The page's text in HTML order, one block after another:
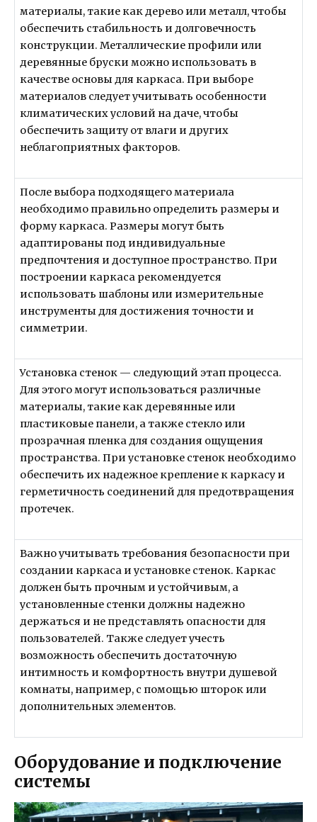
материалы, такие как дерево или металл, чтобы
обеспечить стабильность и долговечность
конструкции. Металлические профили или
деревянные бруски можно использовать в
качестве основы для каркаса. При выборе
материалов следует учитывать особенности
климатических условий на даче, чтобы
обеспечить защиту от влаги и других
неблагоприятных факторов.
После выбора подходящего материала
необходимо правильно определить размеры и
форму каркаса. Размеры могут быть
адаптированы под индивидуальные
предпочтения и доступное пространство. При
построении каркаса рекомендуется
использовать шаблоны или измерительные
инструменты для достижения точности и
симметрии.
Установка стенок — следующий этап процесса.
Для этого могут использоваться различные
материалы, такие как деревянные или
пластиковые панели, а также стекло или
прозрачная пленка для создания ощущения
пространства. При установке стенок необходимо
обеспечить их надежное крепление к каркасу и
герметичность соединений для предотвращения
протечек.
Важно учитывать требования безопасности при
создании каркаса и установке стенок. Каркас
должен быть прочным и устойчивым, а
установленные стенки должны надежно
держаться и не представлять опасности для
пользователей. Также следует учесть
возможность обеспечить достаточную
интимность и комфортность внутри душевой
комнаты, например, с помощью шторок или
дополнительных элементов.
Оборудование и подключение
системы